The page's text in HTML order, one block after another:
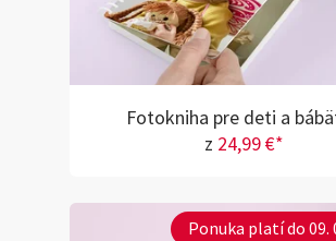
Fotokniha pre deti a
z 24,99 €*
Ponuka platí do 09.